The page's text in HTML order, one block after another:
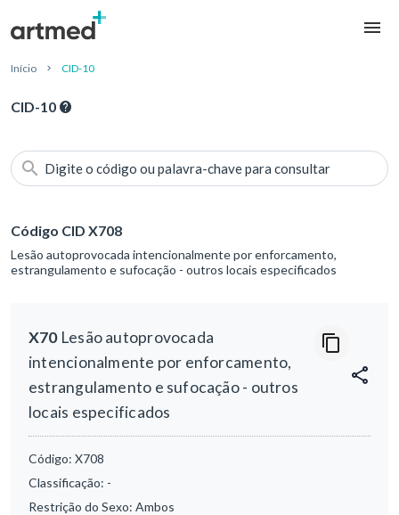
Início CID-10
CID-10
Digite o código ou palavra-chave para consultar
Código CID X708
Lesão autoprovocada intencionalmente por enforcamento,
estrangulamento e sufocação - outros locais especificados
X70Lesão autoprovocada
intencionalmente por enforcamento,
estrangulamento e sufocação - outros
locais especificados
Código: X708
Classificação: -
Restrição do Sexo: Ambos